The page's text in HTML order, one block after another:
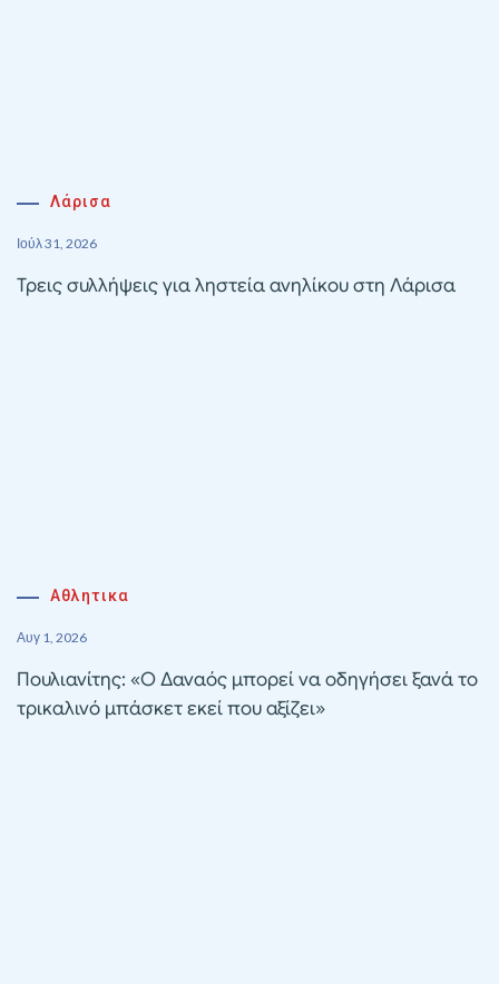
Λάρισα
Ιούλ 31, 2026
Τρεις συλλήψεις για ληστεία ανηλίκου στη Λάρισα
Αθλητικα
Αυγ 1, 2026
Πουλιανίτης: «Ο Δαναός μπορεί να οδηγήσει ξανά το
τρικαλινό μπάσκετ εκεί που αξίζει»